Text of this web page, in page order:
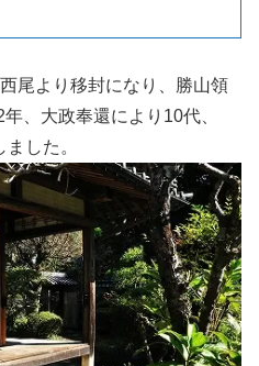
尾より移封になり、勝山領
、大政奉還により10代、
した。